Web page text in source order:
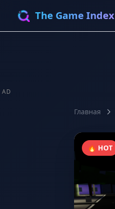
The Game Index
AD
Главная
🔥 HOT